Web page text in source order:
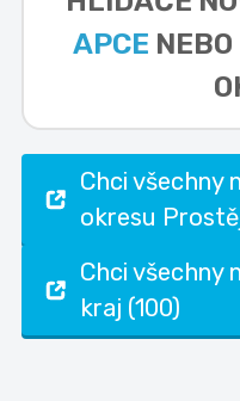
APCE
Chci všechny
okresu
Chci všechny
kraj (100)